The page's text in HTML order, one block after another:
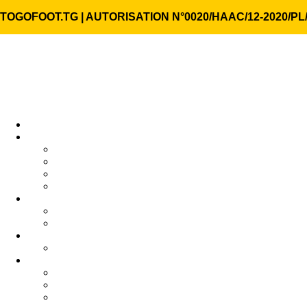
TOGOFOOT.TG | AUTORISATION N°0020/HAAC/12-2020/